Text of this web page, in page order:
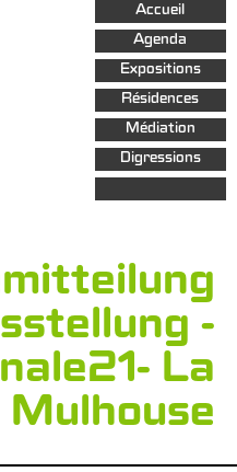
Aller au
contenu
principal
Accueil
Agenda
Expositions
Résidences
Médiation
Digressions
-
La